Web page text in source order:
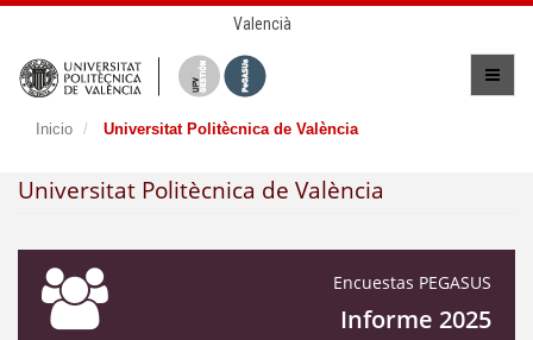
Valencià
Inicio Universitat Politècnica de València
Universitat Politècnica de València
Encuestas PEGASUS
Informe 2025